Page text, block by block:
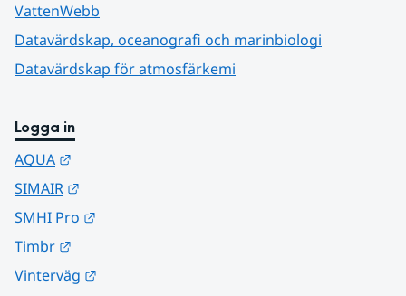
VattenWebb
Datavärdskap, oceanografi och marinbiologi
Datavärdskap för atmosfärkemi
Logga in
AQUA
SIMAIR
SMHI Pro
Timbr
Vinterväg